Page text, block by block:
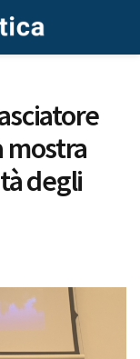
mostra
degli